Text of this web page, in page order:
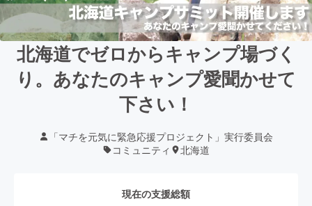
北海道でゼロからキャンプ場づく
り。あなたのキャンプ愛聞かせて
下さい！
「マチを元気に緊急応援プロジェクト」実行委員会
コミュニティ
北海道
現在の支援総額